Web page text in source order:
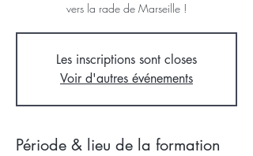
vers la rade de Marseille !
Les inscriptions sont closes
Voir d'autres événements
Période & lieu de la formation